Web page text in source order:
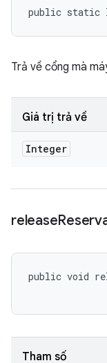
public static
Trả về cổng mà
Giá trị trả về
Integer
release
public void
Tham số